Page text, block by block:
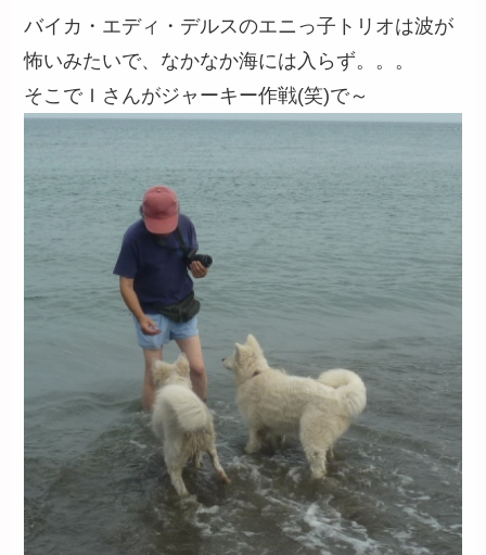
バイカ・エディ・デルスのエニっ子トリオは波が
怖いみたいで、なかなか海には入らず。。。
そこでＩさんがジャーキー作戦(笑)で～